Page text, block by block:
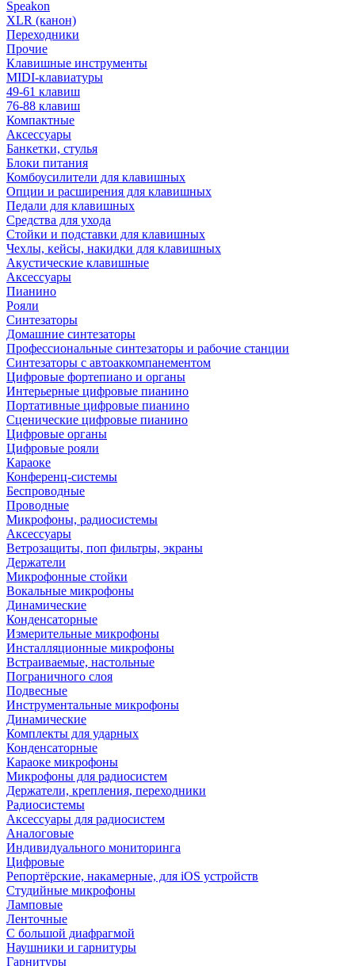
Speakon
XLR (канон)
Переходники
Прочие
Клавишные инструменты
MIDI-клавиатуры
49-61 клавиш
76-88 клавиш
Компактные
Аксессуары
Банкетки, стулья
Блоки питания
Комбоусилители для клавишных
Опции и расширения для клавишных
Педали для клавишных
Средства для ухода
Стойки и подставки для клавишных
Чехлы, кейсы, накидки для клавишных
Акустические клавишные
Аксессуары
Пианино
Рояли
Синтезаторы
Домашние синтезаторы
Профессиональные синтезаторы и рабочие станции
Синтезаторы с автоаккомпанементом
Цифровые фортепиано и органы
Интерьерные цифровые пианино
Портативные цифровые пианино
Сценические цифровые пианино
Цифровые органы
Цифровые рояли
Караоке
Конференц-системы
Беспроводные
Проводные
Микрофоны, радиосистемы
Аксессуары
Ветрозащиты, поп фильтры, экраны
Держатели
Микрофонные стойки
Вокальные микрофоны
Динамические
Конденсаторные
Измерительные микрофоны
Инсталляционные микрофоны
Встраиваемые, настольные
Пограничного слоя
Подвесные
Инструментальные микрофоны
Динамические
Комплекты для ударных
Конденсаторные
Караоке микрофоны
Микрофоны для радиосистем
Держатели, крепления, переходники
Радиосистемы
Аксессуары для радиосистем
Аналоговые
Индивидуального мониторинга
Цифровые
Репортёрские, накамерные, для iOS устройств
Студийные микрофоны
Ламповые
Ленточные
С большой диафрагмой
Наушники и гарнитуры
Гарнитуры